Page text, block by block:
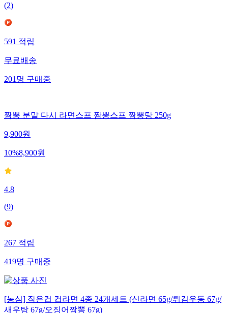
(2)
591적립
무료배송
201명구매중
짬뽕 분말 다시 라면스프 짬뽕스프 짬뽕탕 250g
9,900원
10%8,900원
4.8
(9)
267적립
419명구매중
[농심] 작은컵 컵라면 4종 24개세트 (신라면 65g/튀김우동 67g/